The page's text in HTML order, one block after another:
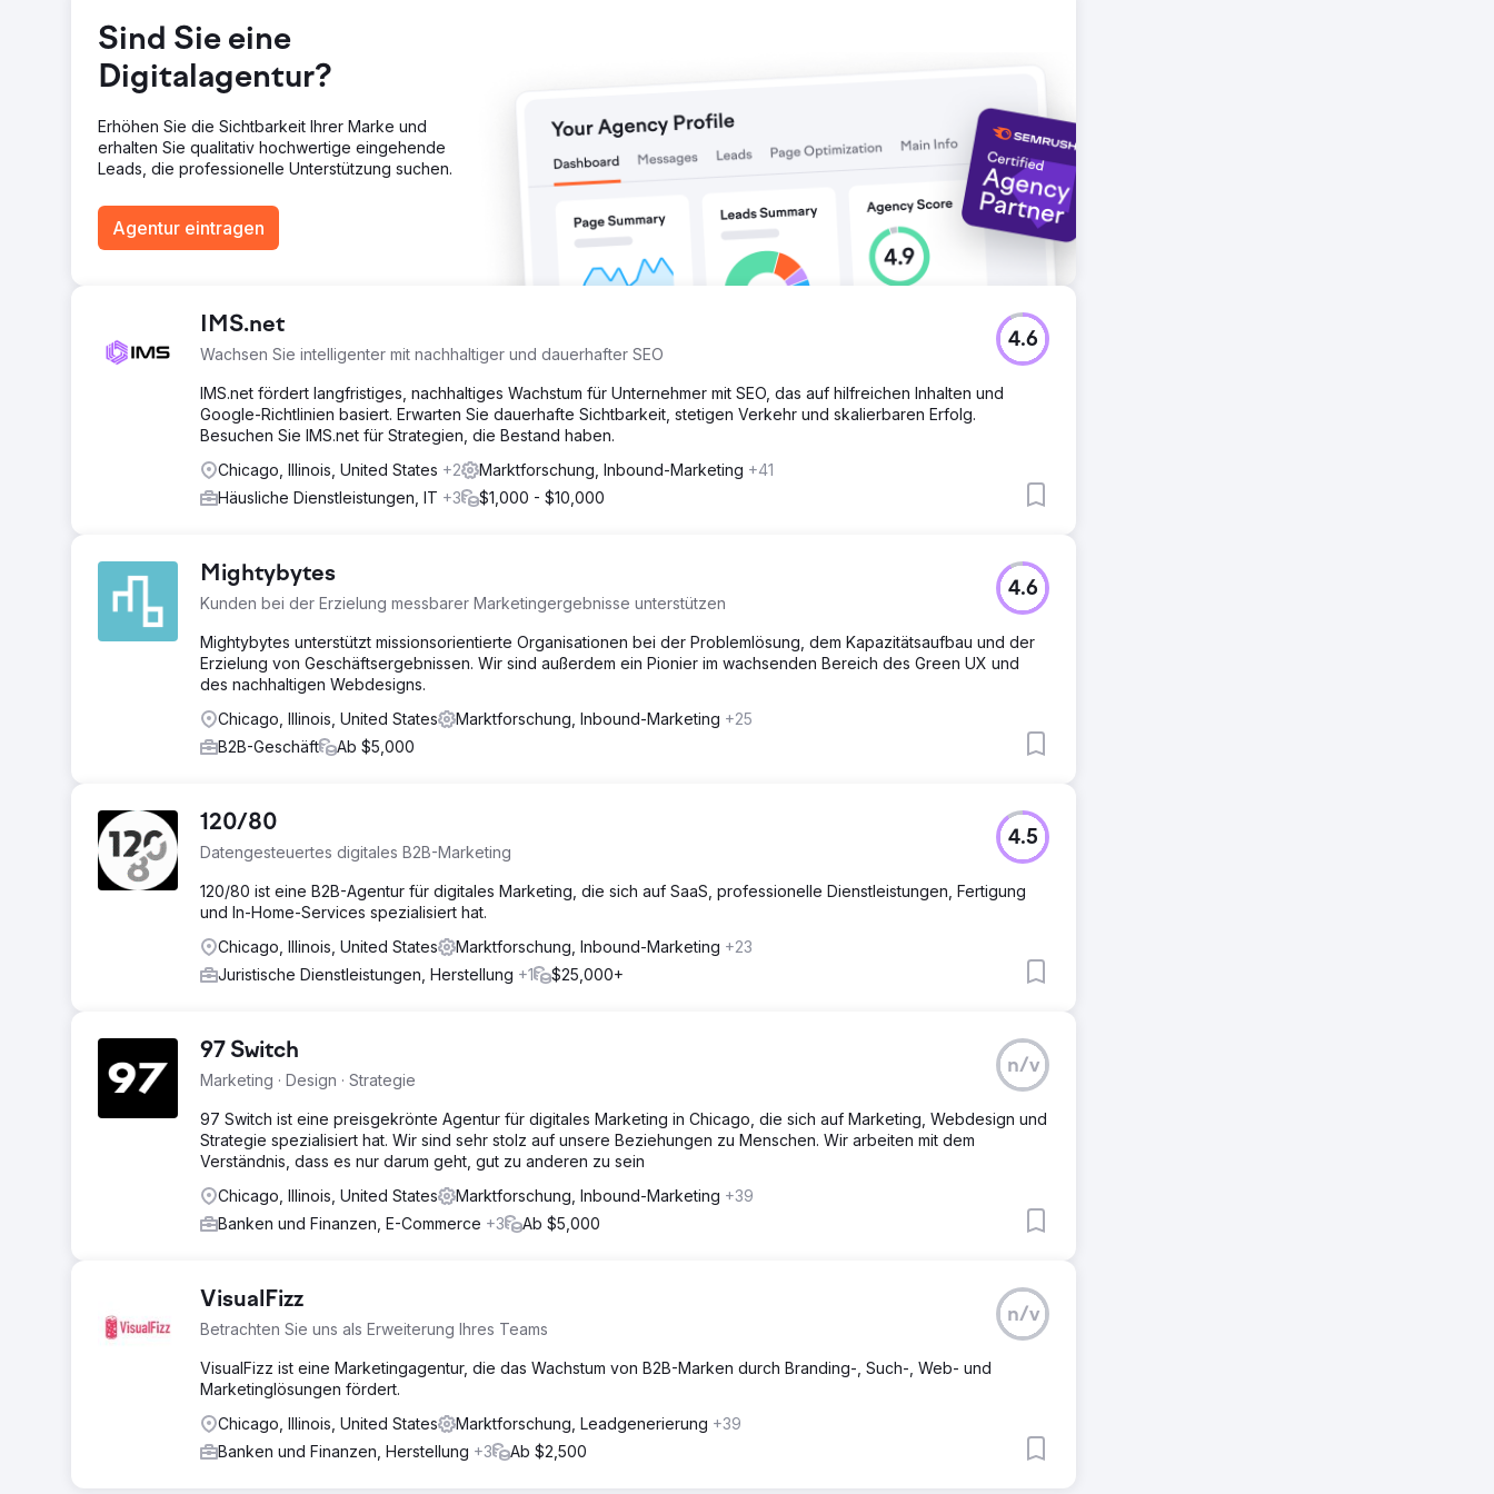
Sind Sie eine
Digitalagentur?
Erhöhen Sie die Sichtbarkeit Ihrer Marke und
erhalten Sie qualitativ hochwertige eingehende
Leads, die professionelle Unterstützung suchen.
Agentur eintragen
IMS.net
Wachsen Sie intelligenter mit nachhaltiger und dauerhafter SEO
4.6
IMS.net fördert langfristiges, nachhaltiges Wachstum für Unternehmer mit SEO, das auf hilfreichen Inhalten und
Google-Richtlinien basiert. Erwarten Sie dauerhafte Sichtbarkeit, stetigen Verkehr und skalierbaren Erfolg.
Besuchen Sie IMS.net für Strategien, die Bestand haben.
Chicago, Illinois, United States +2 Marktforschung, Inbound-Marketing +41
Häusliche Dienstleistungen, IT +3 $1,000 - $10,000
Mightybytes
Kunden bei der Erzielung messbarer Marketingergebnisse unterstützen
4.6
Mightybytes unterstützt missionsorientierte Organisationen bei der Problemlösung, dem Kapazitätsaufbau und der
Erzielung von Geschäftsergebnissen. Wir sind außerdem ein Pionier im wachsenden Bereich des Green UX und
des nachhaltigen Webdesigns.
Chicago, Illinois, United States
Marktforschung, Inbound-Marketing +25
B2B-Geschäft
Ab $5,000
120/80
Datengesteuertes digitales B2B-Marketing
4.5
120/80 ist eine B2B-Agentur für digitales Marketing, die sich auf SaaS, professionelle Dienstleistungen, Fertigung
und In-Home-Services spezialisiert hat.
Chicago, Illinois, United States
Marktforschung, Inbound-Marketing +23
Juristische Dienstleistungen, Herstellung +1 $25,000+
97 Switch
Marketing · Design · Strategie
n/v
97 Switch ist eine preisgekrönte Agentur für digitales Marketing in Chicago, die sich auf Marketing, Webdesign und
Strategie spezialisiert hat. Wir sind sehr stolz auf unsere Beziehungen zu Menschen. Wir arbeiten mit dem
Verständnis, dass es nur darum geht, gut zu anderen zu sein
Chicago, Illinois, United States
Marktforschung, Inbound-Marketing +39
Banken und Finanzen, E-Commerce +3 Ab $5,000
VisualFizz
Betrachten Sie uns als Erweiterung Ihres Teams
n/v
VisualFizz ist eine Marketingagentur, die das Wachstum von B2B-Marken durch Branding-, Such-, Web- und
Marketinglösungen fördert.
Chicago, Illinois, United States
Marktforschung, Leadgenerierung +39
Banken und Finanzen, Herstellung +3 Ab $2,500